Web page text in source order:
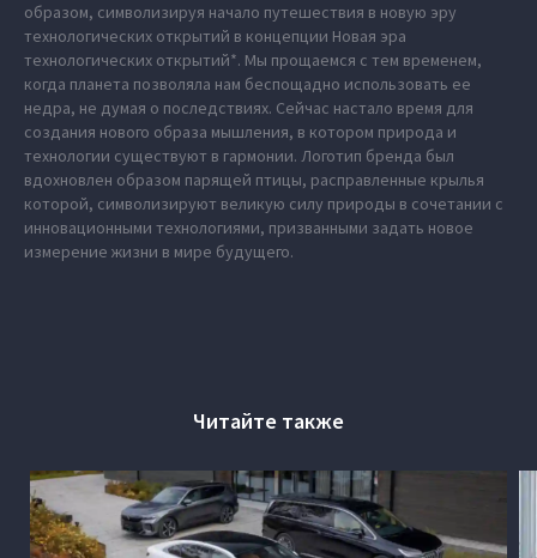
образом, символизируя начало путешествия в новую эру
технологических открытий в концепции Новая эра
технологических открытий*. Мы прощаемся с тем временем,
когда планета позволяла нам беспощадно использовать ее
недра, не думая о последствиях. Сейчас настало время для
создания нового образа мышления, в котором природа и
технологии существуют в гармонии. Логотип бренда был
вдохновлен образом парящей птицы, расправленные крылья
которой, символизируют великую силу природы в сочетании с
инновационными технологиями, призванными задать новое
измерение жизни в мире будущего.
Читайте также